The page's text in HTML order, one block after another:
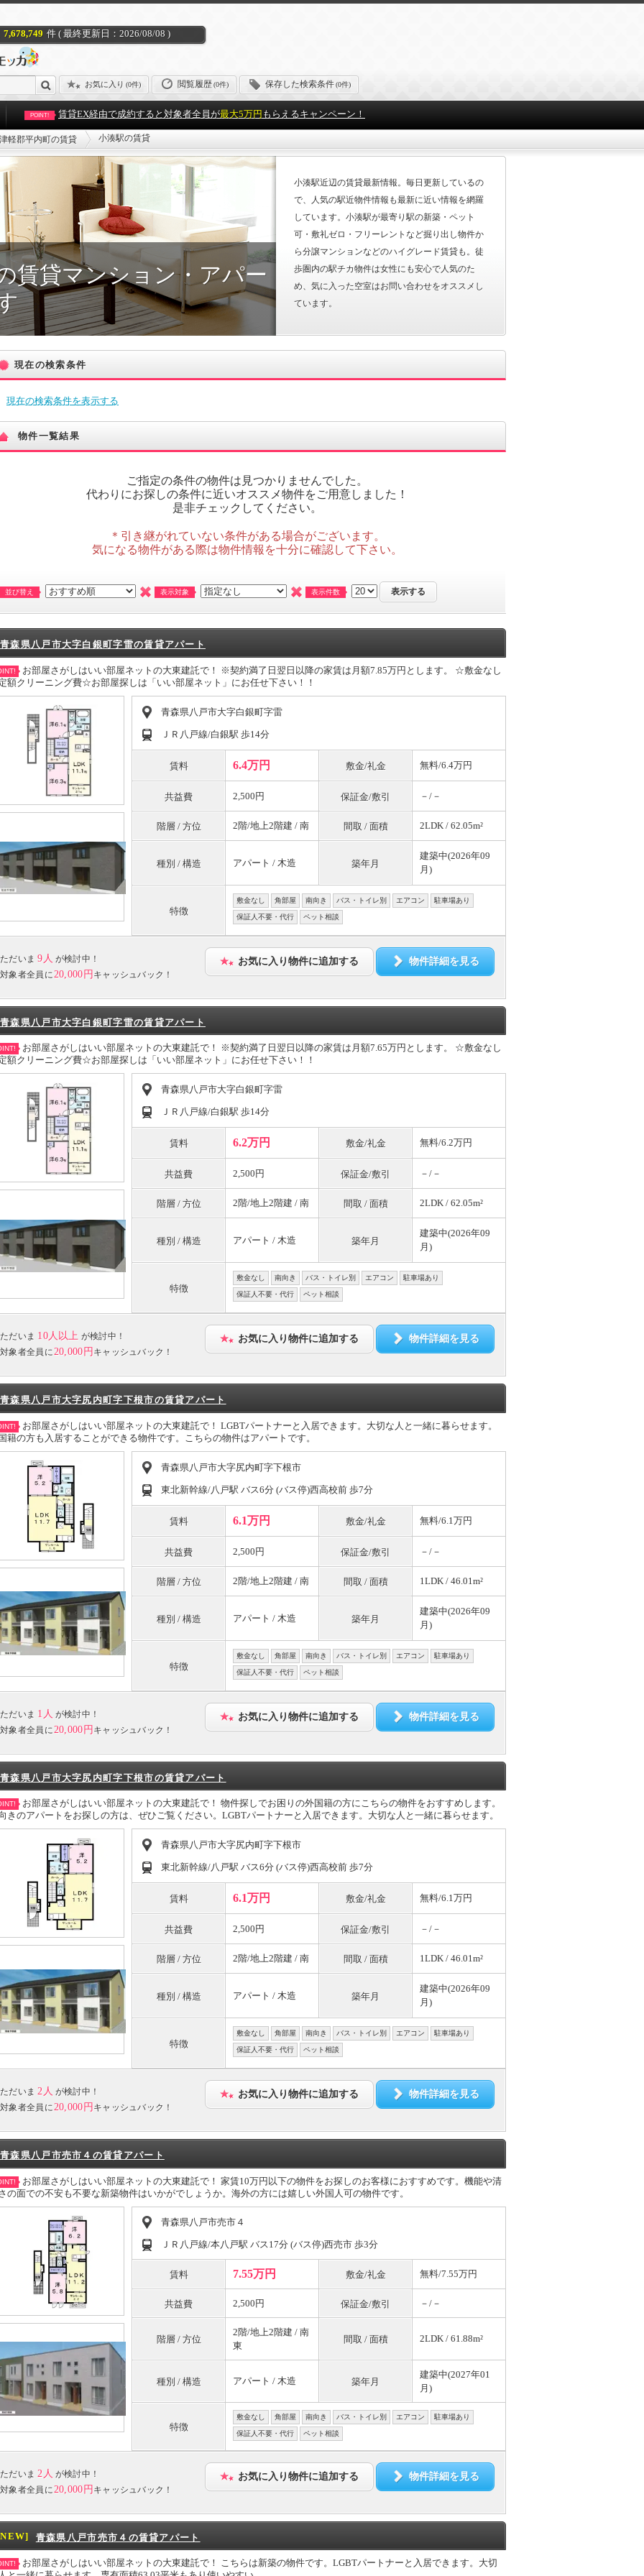
7,678,749 件 ( 最終更新日：2026/08/08 )
お気に入り (0件) 閲覧履歴(0件) 保存した検索条件(0件)
POINT! 賃貸EX経由で成約すると対象者全員が最大5万円 もらえるキャンペーン！
軽郡平内町の賃貸 小湊駅の賃貸
賃貸マンション・アパー
小湊駅近辺の賃貸最新情報。毎日更新しているの
で、人気の駅近物件情報も最新に近い情報を網羅
しています。小湊駅が最寄り駅の新築・ペット
可・敷礼ゼロ・フリーレントなど掘り出し物件か
ら分譲マンションなどのハイグレード賃貸も。徒
歩圏内の駅チカ物件は女性にも安心で人気のた
め、気に入った空室はお問い合わせをオススメし
ています。
現在の検索条件
現在の検索条件を表示する
物件一覧結果
ご指定の条件の物件は見つかりませんでした。
代わりにお探しの条件に近いオススメ物件をご用意しました！
是非チェックしてください。
＊引き継がれていない条件がある場合がございます。
気になる物件がある際は物件情報を十分に確認して下さい。
並び替え 表示対象 表示件数
青森県八戸市大字白銀町字雷の賃貸アパート
お部屋さがしはいい部屋ネットの大東建託で！ ※契約満了日翌日以降の家賃は月額7.85万円とします。 ☆敷金なし
額クリーニング費☆お部屋探しは「いい部屋ネット」にお任せ下さい！！
青森県八戸市大字白銀町字雷
ＪＲ八戸線/白銀駅 歩14分
賃料 6.4万円 敷金/礼金 無料/6.4万円
共益費 2,500円 保証金/敷引 －/－
階層 / 方位 2階/地上2階建 / 南 間取 / 面積 2LDK / 62.05m²
種別 / 構造 アパート / 木造 築年月
建築中(2026年09
月)
特徴
敷金なし 角部屋 南向き バス・トイレ別 エアコン 駐車場あり
保証人不要・代行 ペット相談
ただいま 9人 が検討中！
対象者全員に 20,000円 キャッシュバック！
お気に入り物件に追加する 物件詳細を見る
青森県八戸市大字白銀町字雷の賃貸アパート
お部屋さがしはいい部屋ネットの大東建託で！ ※契約満了日翌日以降の家賃は月額7.65万円とします。 ☆敷金なし
額クリーニング費☆お部屋探しは「いい部屋ネット」にお任せ下さい！！
青森県八戸市大字白銀町字雷
ＪＲ八戸線/白銀駅 歩14分
賃料 6.2万円 敷金/礼金 無料/6.2万円
共益費 2,500円 保証金/敷引 －/－
階層 / 方位 2階/地上2階建 / 南 間取 / 面積 2LDK / 62.05m²
種別 / 構造 アパート / 木造 築年月
建築中(2026年09
月)
特徴
敷金なし 南向き バス・トイレ別 エアコン 駐車場あり
保証人不要・代行 ペット相談
ただいま 10人以上 が検討中！
対象者全員に20,000円 キャッシュバック！
お気に入り物件に追加する 物件詳細を見る
青森県八戸市大字尻内町字下根市の賃貸アパート
お部屋さがしはいい部屋ネットの大東建託で！ LGBTパートナーと入居できます。大切な人と一緒に暮らせます。
籍の方も入居することができる物件です。こちらの物件はアパートです。
青森県八戸市大字尻内町字下根市
東北新幹線/八戸駅 バス6分 (バス停)西高校前 歩7分
賃料 6.1万円 敷金/礼金 無料/6.1万円
共益費 2,500円 保証金/敷引 －/－
階層 / 方位 2階/地上2階建 / 南 間取 / 面積 1LDK / 46.01m²
種別 / 構造 アパート / 木造 築年月
建築中(2026年09
月)
特徴
敷金なし 角部屋 南向き バス・トイレ別 エアコン 駐車場あり
保証人不要・代行 ペット相談
ただいま 1人 が検討中！
対象者全員に 20,000円 キャッシュバック！
お気に入り物件に追加する 物件詳細を見る
青森県八戸市大字尻内町字下根市の賃貸アパート
お部屋さがしはいい部屋ネットの大東建託で！ 物件探しでお困りの外国籍の方にこちらの物件をおすすめします。
きのアパートをお探しの方は、ぜひご覧ください。LGBTパートナーと入居できます。大切な人と一緒に暮らせます。
青森県八戸市大字尻内町字下根市
東北新幹線/八戸駅 バス6分 (バス停)西高校前 歩7分
賃料 6.1万円 敷金/礼金 無料/6.1万円
共益費 2,500円 保証金/敷引 －/－
階層 / 方位 2階/地上2階建 / 南 間取 / 面積 1LDK / 46.01m²
種別 / 構造 アパート / 木造 築年月
建築中(2026年09
月)
特徴
敷金なし 角部屋 南向き バス・トイレ別 エアコン 駐車場あり
保証人不要・代行 ペット相談
ただいま 2人 が検討中！
対象者全員に20,000円 キャッシュバック！
お気に入り物件に追加する 物件詳細を見る
青森県八戸市売市４の賃貸アパート
お部屋さがしはいい部屋ネットの大東建託で！ 家賃10万円以下の物件をお探しのお客様におすすめです。機能や清
の面での不安も不要な新築物件はいかがでしょうか。海外の方には嬉しい外国人可の物件です。
青森県八戸市売市４
ＪＲ八戸線/本八戸駅 バス17分 (バス停)西売市 歩3分
賃料 7.55万円 敷金/礼金 無料/7.55万円
共益費 2,500円 保証金/敷引 －/－
階層 / 方位
2階/地上2階建 / 南
東
間取 / 面積 2LDK / 61.88m²
種別 / 構造 アパート / 木造 築年月
建築中(2027年01
月)
特徴
敷金なし 角部屋 南向き バス・トイレ別 エアコン 駐車場あり
保証人不要・代行 ペット相談
ただいま 2人 が検討中！
対象者全員に 20,000円 キャッシュバック！
お気に入り物件に追加する 物件詳細を見る
青森県八戸市売市４の賃貸アパート
お部屋さがしはいい部屋ネットの大東建託で！ こちらは新築の物件です。LGBTパートナーと入居できます。大切